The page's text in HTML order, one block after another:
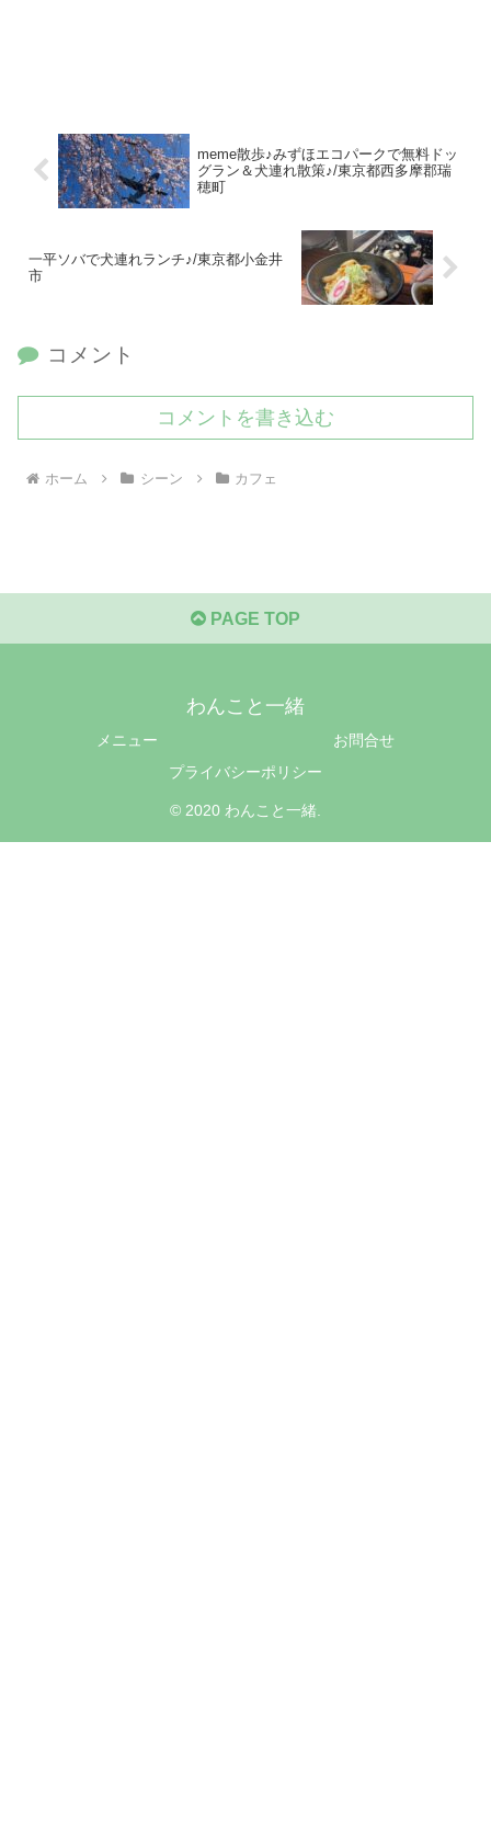
meme散歩♪みずほエコパークで無料ドッ
グラン＆犬連れ散策♪/東京都西多摩郡瑞
穂町
一平ソバで犬連れランチ♪/東京都小金井
市
コメント
コメントを書き込む
ホーム シーン カフェ
PAGE TOP
わんこと一緒
メニュー
お問合せ
プライバシーポリシー
© 2020 わんこと一緒.